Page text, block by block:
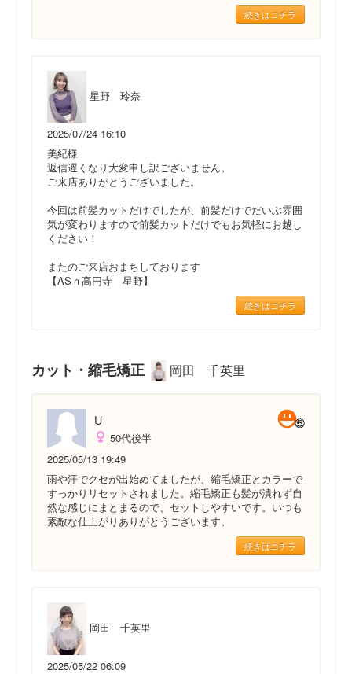
続きはコチラ
星野 玲奈
2025/07/24 16:10
美紀様
返信遅くなり大変申し訳ございません。
ご来店ありがとうございました。
今回は前髪カットだけでしたが、前髪だけでだいぶ雰囲
気が変わりますので前髪カットだけでもお気軽にお越し
ください！
またのご来店おまちしております
【ASｈ高円寺 星野】
続きはコチラ
カット・縮毛矯正 岡田 千英里
U
50代後半
2025/05/13 19:49
雨や汗でクセが出始めてましたが、縮毛矯正とカラーで
すっかりリセットされました。縮毛矯正も髪が潰れず自
然な感じにまとまるので、セットしやすいです。いつも
素敵な仕上がりありがとうございます。
続きはコチラ
岡田 千英里
2025/05/22 06:09